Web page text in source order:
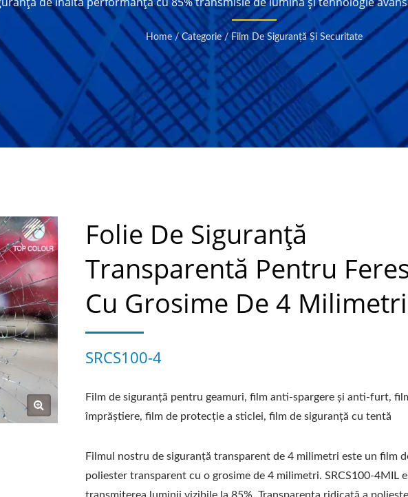
SIGURANȚĂ CLARĂ DE
sticlă
Home / Categorie / Film De Siguranță Și Securitate
Folie De Siguranță
Transparentă Pentru
Cu Grosime De 4 Milimetri
SRCS100-4
Film de siguranță pentru geamuri, film anti-spargere și anti-furt,
împrăștiere, film de protecție a sticlei, film de siguranță cu tentă
Filmul nostru de siguranță transparent de 4 milimetri este un film
poliester transparent cu o grosime de 4 milimetri. SRCS100-4MIL